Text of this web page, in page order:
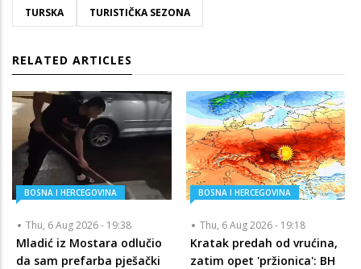
TURSKA TURISTIČKA SEZONA
RELATED ARTICLES
BOSNA I HERCEGOVINA
Thu, 6 Aug 2026 - 19:38
Mladić iz Mostara odlučio
da sam prefarba pješački
BOSNA I HERCEGOVINA
Thu, 6 Aug 2026 - 19:18
Kratak predah od vrućina,
zatim opet 'pržionica': BH